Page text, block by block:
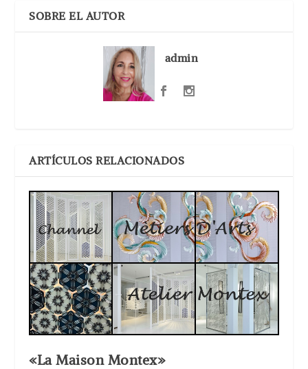
SOBRE EL AUTOR
admin
ARTÍCULOS RELACIONADOS
«La Maison Montex»